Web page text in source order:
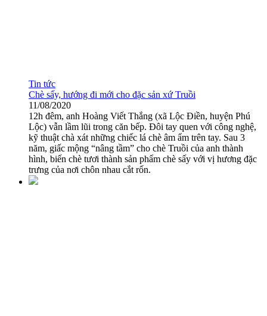
Tin tức
Chè sấy, hướng đi mới cho đặc sản xứ Truồi
11/08/2020
12h đêm, anh Hoàng Viết Thắng (xã Lộc Điền, huyện Phú
Lộc) vẫn lầm lũi trong căn bếp. Đôi tay quen với công nghệ,
kỹ thuật chà xát những chiếc lá chè âm ẩm trên tay. Sau 3
năm, giấc mộng “nâng tầm” cho chè Truồi của anh thành
hình, biến chè tươi thành sản phẩm chè sấy với vị hương đặc
trưng của nơi chôn nhau cắt rốn.